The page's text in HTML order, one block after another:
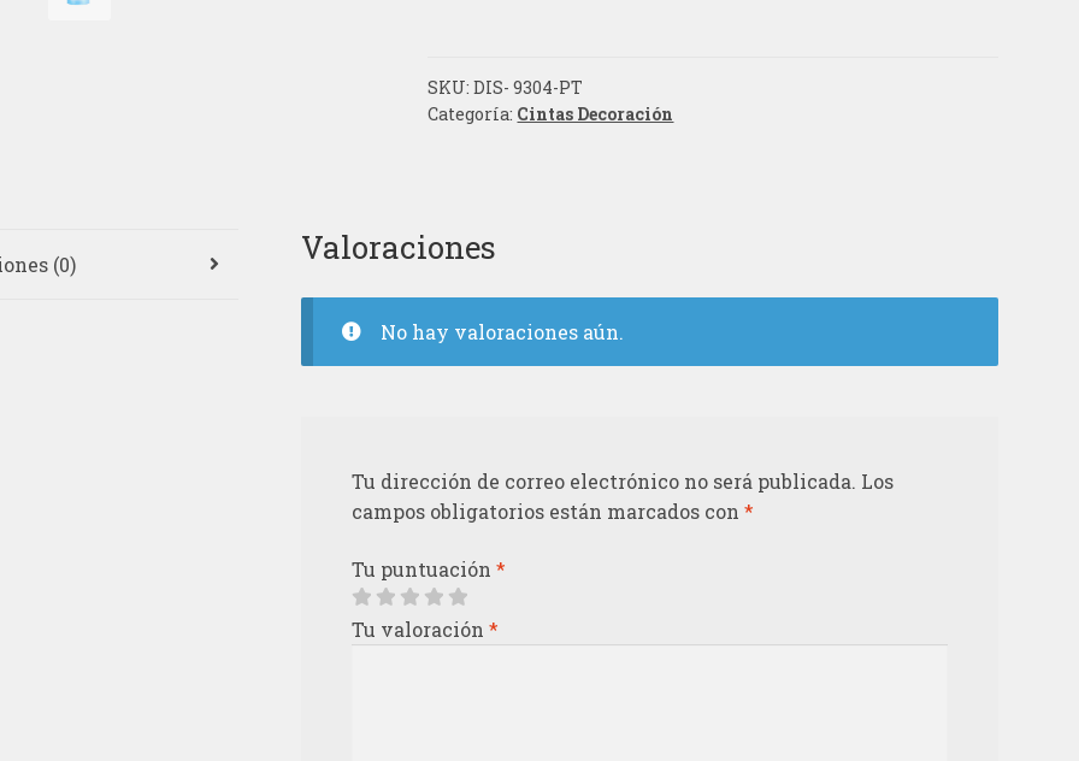
SKU:DIS- 9304-PT
Categoría: Cintas Decoración
(0) Valoraciones
No hay valoraciones aún.
Tu dirección de correo electrónico no será publicada. Los
campos obligatorios están marcados con*
Tu puntuación*
Tu valoración*